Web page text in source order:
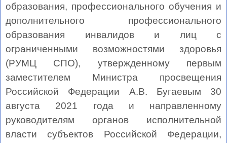
образования, профессионального обучения и
дополнительного профессионального
образования инвалидов и лиц с
ограниченными возможностями здоровья
(РУМЦ СПО), утвержденному первым
заместителем Министра просвещения
Российской Федерации А.В. Бугаевым 30
августа 2021 года и направленному
руководителям органов исполнительной
власти субъектов Российской Федерации,